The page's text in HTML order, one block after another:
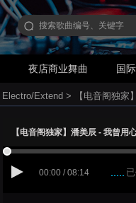
夜店商业舞曲 国
Electro/Extend > 【电音阁独
【电音阁独家】潘美辰 - 我曾
00:00 / 08:14